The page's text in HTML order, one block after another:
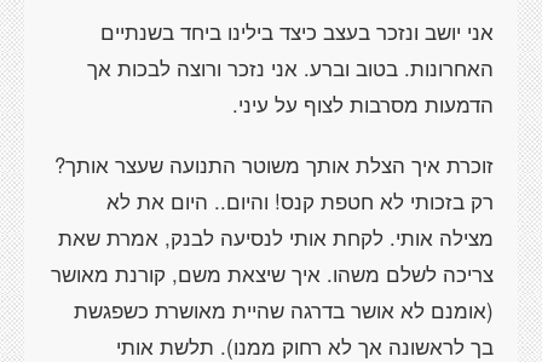
אני יושב ונזכר בעצב כיצד בילינו ביחד בשנתיים
האחרונות. בטוב וברע. אני נזכר ורוצה לבכות אך
הדמעות מסרבות לצוף על עיני.
זוכרת איך הצלת אותך משוטר התנועה שעצר אותך?
רק בזכותי לא חטפת קנס! והיום.. היום את לא
מצילה אותי. לקחת אותי לנסיעה לבנק, אמרת שאת
צריכה לשלם משהו. איך שיצאת משם, קורנת מאושר
(אומנם לא אושר בדרגה שהיית מאושרת כשפגשת
בך לראשונה אך לא רחוק ממנו). תלשת אותי